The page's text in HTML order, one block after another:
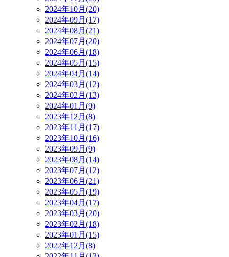
2024年10月(20)
2024年09月(17)
2024年08月(21)
2024年07月(20)
2024年06月(18)
2024年05月(15)
2024年04月(14)
2024年03月(12)
2024年02月(13)
2024年01月(9)
2023年12月(8)
2023年11月(17)
2023年10月(16)
2023年09月(9)
2023年08月(14)
2023年07月(12)
2023年06月(21)
2023年05月(19)
2023年04月(17)
2023年03月(20)
2023年02月(18)
2023年01月(15)
2022年12月(8)